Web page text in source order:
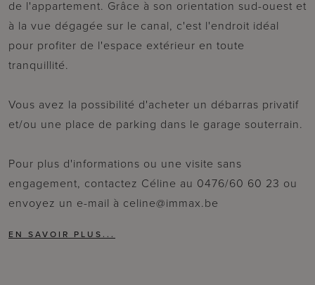
de l'appartement. Grâce à son orientation sud-ouest et
à la vue dégagée sur le canal, c'est l'endroit idéal
pour profiter de l'espace extérieur en toute
tranquillité.
Vous avez la possibilité d'acheter un débarras privatif
et/ou une place de parking dans le garage souterrain.
Pour plus d'informations ou une visite sans
engagement, contactez Céline au 0476/60 60 23 ou
envoyez un e-mail à celine@immax.be